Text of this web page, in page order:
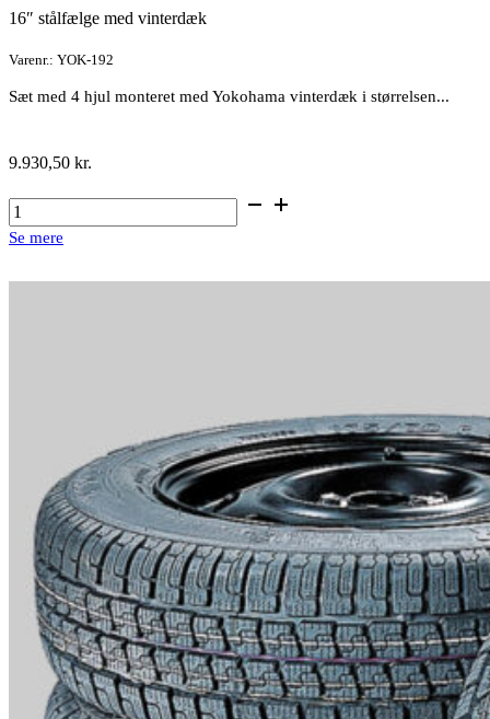
16″ stålfælge med vinterdæk
Varenr.: YOK-192
Sæt med 4 hjul monteret med Yokohama vinterdæk i størrelsen...
9.930,50 kr.
16"
stålfælge
med
Se mere